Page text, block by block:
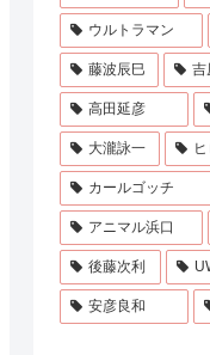
ウルトラマン
藤波辰巳 吉
高田延彦
大瀧詠一
カールゴッチ
アニマル浜口
後藤次利
安彦良和